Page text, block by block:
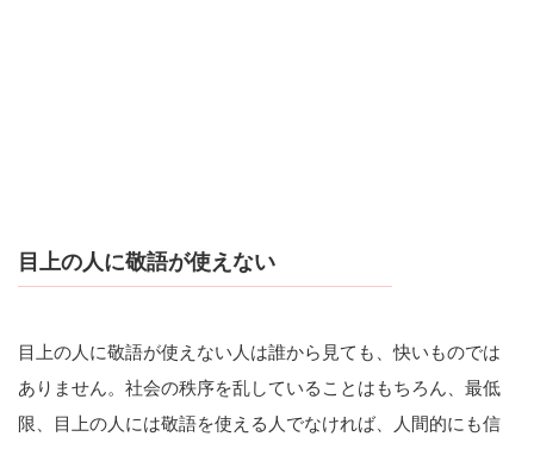
目上の人に敬語が使えない
目上の人に敬語が使えない人は誰から見ても、快いものでは
ありません。社会の秩序を乱していることはもちろん、最低
限、目上の人には敬語を使える人でなければ、人間的にも信